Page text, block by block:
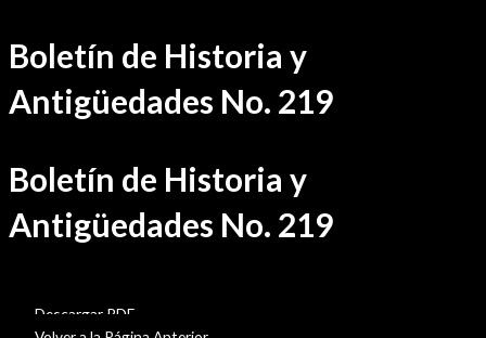
Ir
al
contenido
Boletín de Historia y
Antigüedades No. 219
Boletín de Historia y
Antigüedades No. 219
Descargar PDF